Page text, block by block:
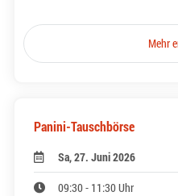
Mehr
Panini-Tauschbörse
Sa, 27. Juni 2026
09:30 - 11:30 Uhr